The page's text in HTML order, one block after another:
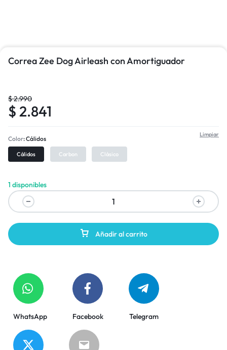
Correa Zee Dog Airleash con Amortiguador
$2.990
$ 2.841
Color Cálidos
Cálidos Carbon Clásico
Limpiar
1 disponibles
Añadir al carrito
WhatsApp Facebook Telegram